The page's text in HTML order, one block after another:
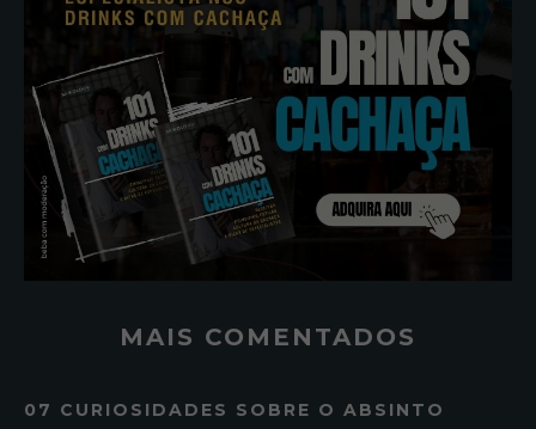
MAIS COMENTADOS
07 CURIOSIDADES SOBRE O ABSINTO